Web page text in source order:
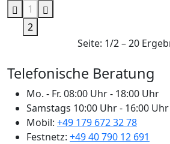
Seite: 1/2 – 20
1
2
Telefonische Beratung
Mo. - Fr. 08:00 Uhr - 18:00 Uhr
Samstags 10:00 Uhr - 16:00 Uhr
Mobil: +49 179 672 32 78
Festnetz: +49 40 790 12 691